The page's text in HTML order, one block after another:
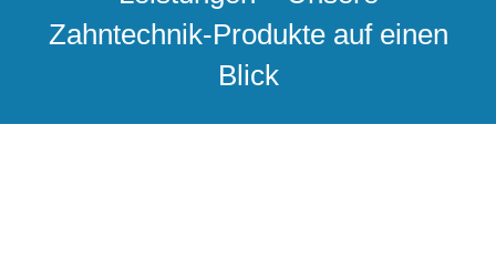
Zahntechnik-Produkte auf einen
Blick